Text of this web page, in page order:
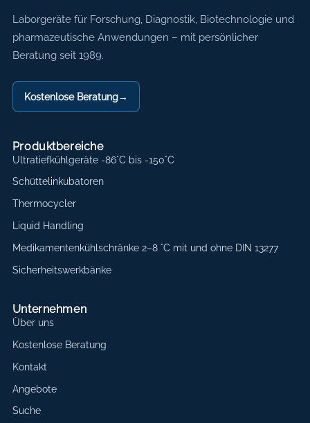
Axon Labortechnik
Laborgeräte für Forschung, Diagnostik, Biotechnologie und
pharmazeutische Anwendungen – mit persönlicher
Beratung seit 1989.
Kostenlose Beratung→
Produktbereiche
Ultratiefkühlgeräte -86°C bis -150°C
Schüttelinkubatoren
Thermocycler
Liquid Handling
Medikamentenkühlschränke 2–8 °C mit und ohne DIN 13277
Sicherheitswerkbänke
Unternehmen
Über uns
Kostenlose Beratung
Kontakt
Angebote
Suche